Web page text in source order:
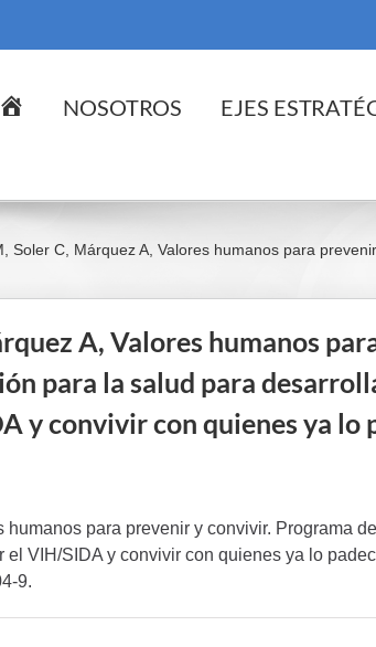
InicioNOSOTROS EJES
Soler C, Márquez A, Valores humanos para
A, Valores humanos
para la salud para
y convivir con quienes ya lo
para prevenir y convivir. Programa
VIH/SIDA y convivir con quienes ya lo
9.